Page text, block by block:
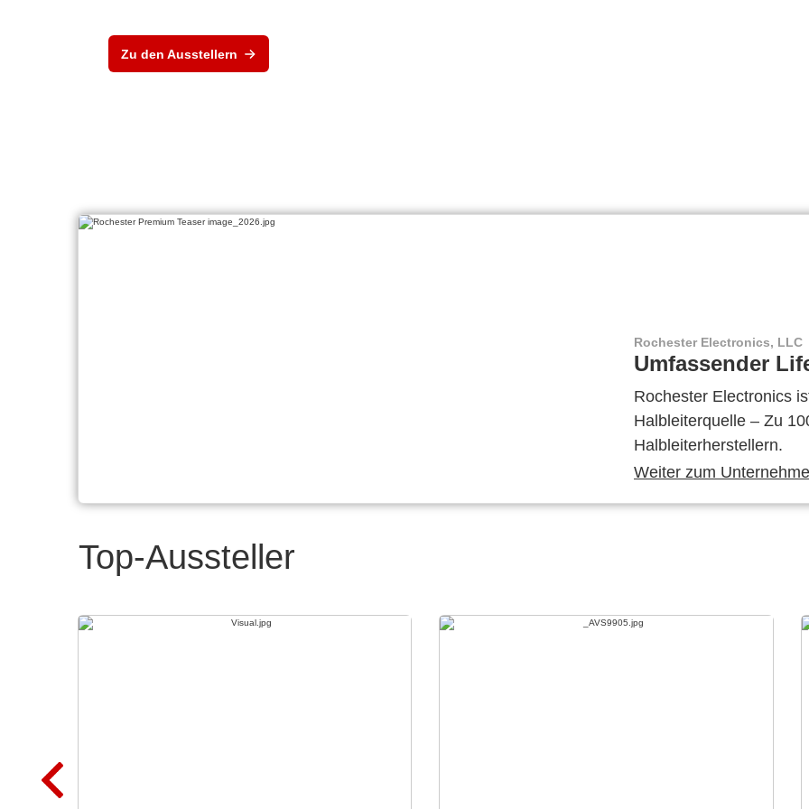
Zu den Ausstellern
Rochester Electronics, LLC
Umfassender
Rochester Electronics
Halbleiterquelle – Zu
Halbleiterherstellern.
Weiter zum
Top-Aussteller